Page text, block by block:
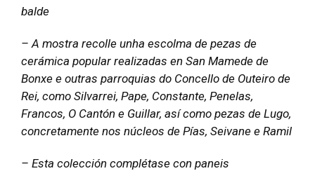
balde
– A mostra recolle unha escolma de pezas de
cerámica popular realizadas en San Mamede de
Bonxe e outras parroquias do Concello de Outeiro de
Rei, como Silvarrei, Pape, Constante, Penelas,
Francos, O Cantón e Guillar, así como pezas de Lugo,
concretamente nos núcleos de Pías, Seivane e Ramil
– Esta colección complétase con paneis